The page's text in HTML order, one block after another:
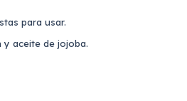
para usar.
y aceite de jojoba.